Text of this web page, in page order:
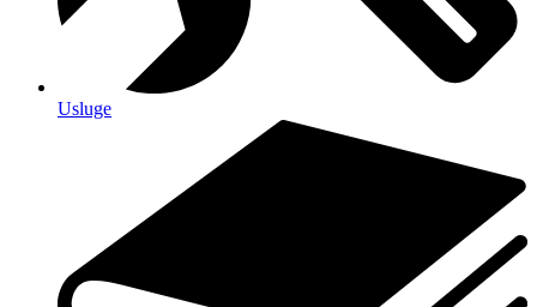
Usluge